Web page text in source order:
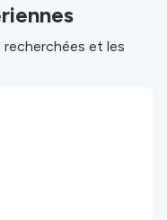
recherchées et les